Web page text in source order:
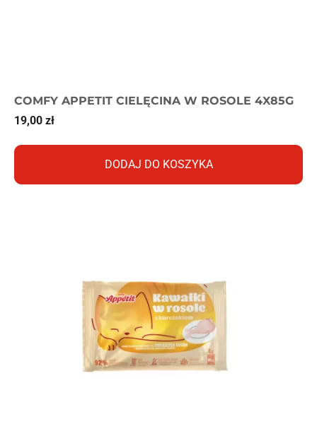
COMFY APPETIT CIELĘCINA W ROSOLE 4X85G
19,00 zł
DODAJ DO KOSZYKA